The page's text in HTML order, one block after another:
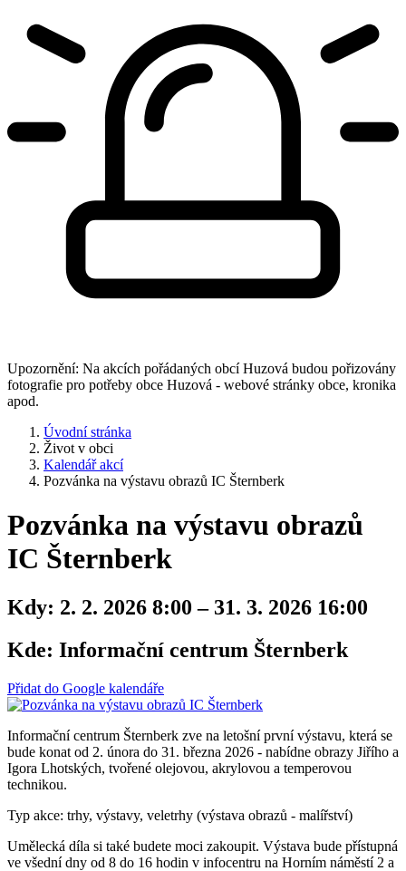
Upozornění: Na akcích pořádaných obcí Huzová budou pořizovány
fotografie pro potřeby obce Huzová - webové stránky obce, kronika
apod.
Úvodní stránka
Život v obci
Kalendář akcí
Pozvánka na výstavu obrazů IC Šternberk
Pozvánka na výstavu obrazů
IC Šternberk
Kdy: 2. 2. 2026 8:00 – 31. 3. 2026 16:00
Kde: Informační centrum Šternberk
Přidat do Google kalendáře
Informační centrum Šternberk zve na letošní první výstavu, která se
bude konat od 2. února do 31. března 2026 - nabídne obrazy Jiřího a
Igora Lhotských, tvořené olejovou, akrylovou a temperovou
technikou.
Typ akce: trhy, výstavy, veletrhy (výstava obrazů - malířství)
Umělecká díla si také budete moci zakoupit. Výstava bude přístupná
ve všední dny od 8 do 16 hodin v infocentru na Horním náměstí 2 a